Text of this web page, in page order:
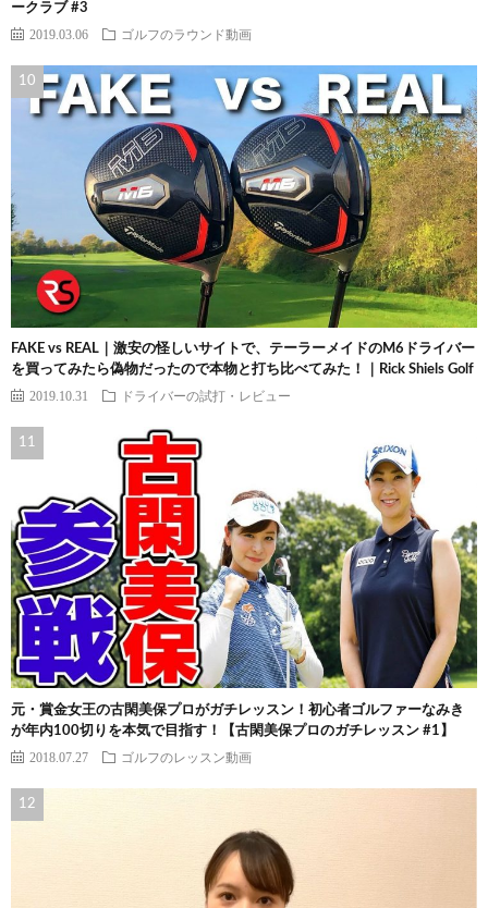
ークラブ #3
2019.03.06 ゴルフのラウンド動画
FAKE vs REAL｜激安の怪しいサイトで、テーラーメイドのM6ドライバー
を買ってみたら偽物だったので本物と打ち比べてみた！｜Rick Shiels Golf
2019.10.31 ドライバーの試打・レビュー
元・賞金女王の古閑美保プロがガチレッスン！初心者ゴルファーなみき
が年内100切りを本気で目指す！【古閑美保プロのガチレッスン #1】
2018.07.27 ゴルフのレッスン動画